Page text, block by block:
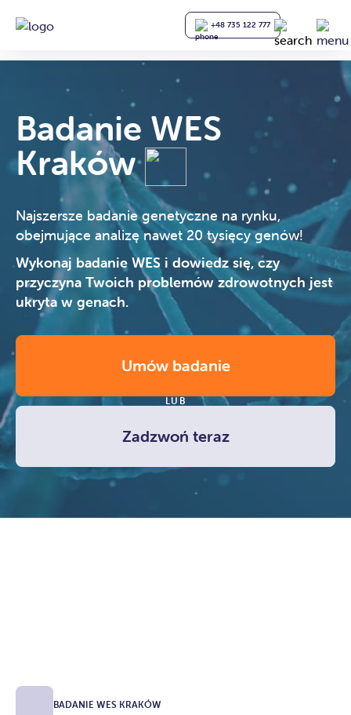
+48 735 122 777
Badanie WES
Kraków
Najszersze badanie genetyczne na rynku,
obejmujące analizę nawet 20 tysięcy genów!
Wykonaj badanie WES i dowiedz się, czy
przyczyna Twoich problemów zdrowotnych jest
ukryta w genach.
Umów badanie
LUB
Zadzwoń teraz
BADANIE WES KRAKÓW